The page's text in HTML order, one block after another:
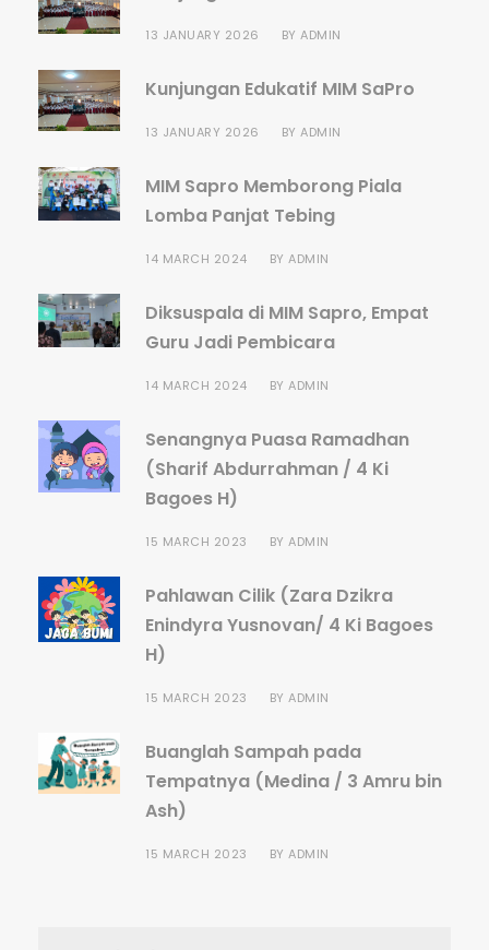
13 JANUARY 2026 BY ADMIN
Kunjungan Edukatif MIM SaPro
13 JANUARY 2026 BY ADMIN
MIM Sapro Memborong Piala
Lomba Panjat Tebing
14 MARCH 2024 BY ADMIN
Diksuspala di MIM Sapro, Empat
Guru Jadi Pembicara
14 MARCH 2024 BY ADMIN
Senangnya Puasa Ramadhan
(Sharif Abdurrahman / 4 Ki
Bagoes H)
15 MARCH 2023 BY ADMIN
Pahlawan Cilik (Zara Dzikra
Enindyra Yusnovan/ 4 Ki Bagoes
H)
15 MARCH 2023 BY ADMIN
Buanglah Sampah pada
Tempatnya (Medina / 3 Amru bin
Ash)
15 MARCH 2023 BY ADMIN